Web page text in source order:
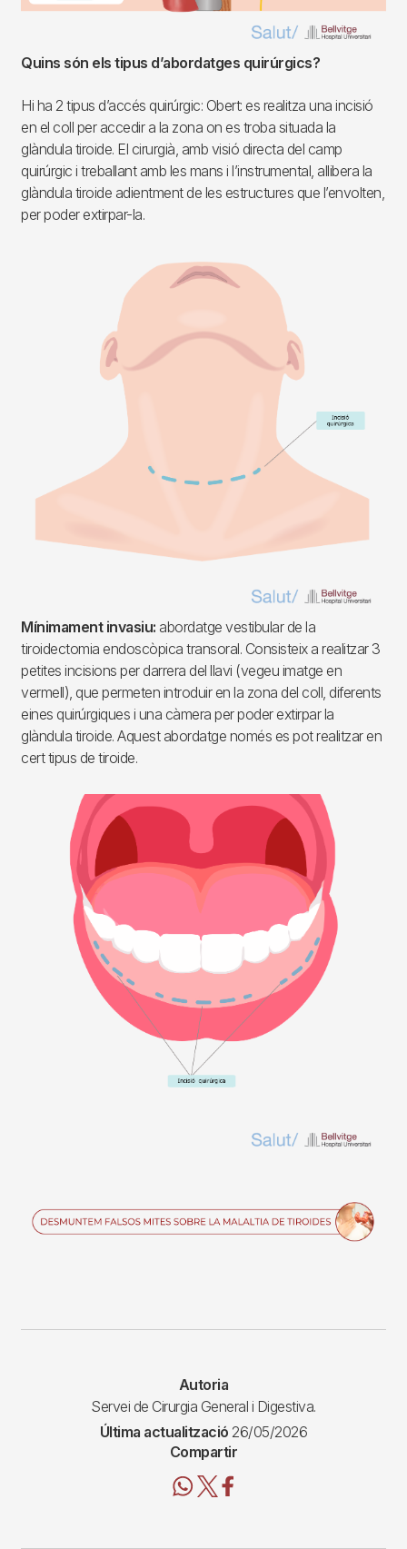
Quins són els tipus d’abordatges quirúrgics?
Hi ha 2 tipus d’accés quirúrgic: Obert: es realitza una incisió
en el coll per accedir a la zona on es troba situada la
glàndula tiroide. El cirurgià, amb visió directa del camp
quirúrgic i treballant amb les mans i l’instrumental, allibera la
glàndula tiroide adientment de les estructures que l’envolten,
per poder extirpar-la.
Mínimament invasiu: abordatge vestibular de la
tiroidectomia endoscòpica transoral. Consisteix a realitzar 3
petites incisions per darrera del llavi (vegeu imatge en
vermell), que permeten introduir en la zona del coll, diferents
eines quirúrgiques i una càmera per poder extirpar la
glàndula tiroide. Aquest abordatge només es pot realitzar en
cert tipus de tiroide.
Imagen
Autoria
Servei de Cirurgia General i Digestiva.
Última actualització 26/05/2026
Compartir